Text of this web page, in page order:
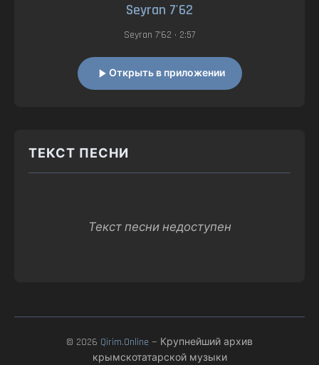
Seyran 7'62
Seyran 7'62 • 2:57
Открыть в приложении
ТЕКСТ ПЕСНИ
Текст песни недоступен
© 2026 Qirim.Online — Крупнейший архив
крымскотатарской музыки